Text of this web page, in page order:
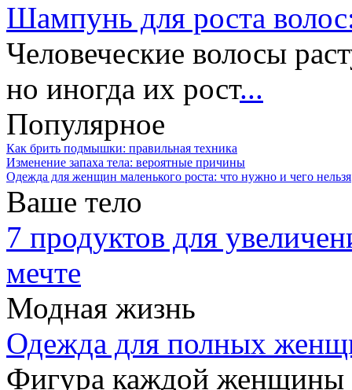
Шампунь для роста
Человеческие волосы
но иногда их рост...
Популярное
Как брить подмышки: правильная техника
Изменение запаха тела: вероятные причины
Одежда для женщин маленького роста: что нужно и чего нельзя
Ваше тело
7 продуктов для
мечте
Модная жизнь
Одежда для полных
Фигура каждой женщины